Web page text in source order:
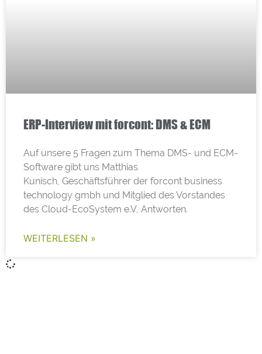
ERP-Interview mit forcont: DMS & ECM
Auf unsere 5 Fragen zum Thema DMS- und ECM-
Software gibt uns Matthias
Kunisch, Geschäftsführer der forcont business
technology gmbh und Mitglied des Vorstandes
des Cloud-EcoSystem e.V, Antworten.
WEITERLESEN »